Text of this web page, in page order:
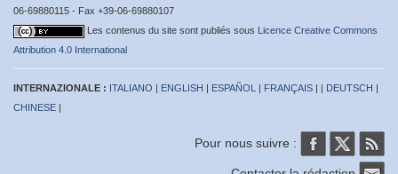
06-69880115 - Fax +39-06-69880107
Les contenus du site sont publiés sous Licence Creative Commons
Attribution 4.0 International
INTERNAZIONALE : ITALIANO | ENGLISH | ESPAÑOL | FRANÇAIS | | DEUTSCH |
CHINESE |
Pour nous suivre :